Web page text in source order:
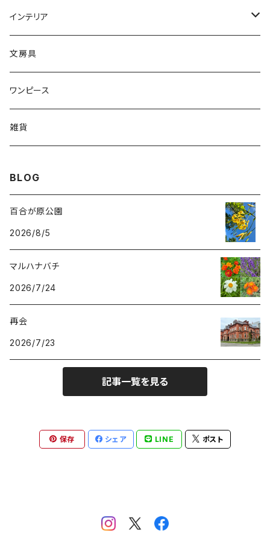
ボタン
タオル
ルームシューズ
レギンス
猫ブローチ
ワッペン
インテリア
クッションカバー
文房具
ワンピース
雑貨
BLOG
百合が原公園
2026/8/5
マルハナバチ
2026/7/24
再会
2026/7/23
記事一覧を見る
保存 シェア LINE ポスト